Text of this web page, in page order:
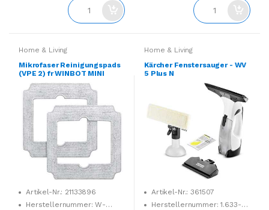
Home & Living
Mikrofaser Reinigungspads
(VPE 2) fr WINBOT MINI
Artikel-Nr.: 21133896
Herstellernummer: W-
Home & Living
Kärcher Fenstersauger - WV
5 Plus N
Artikel-Nr.: 361507
Herstellernummer: 1.633-